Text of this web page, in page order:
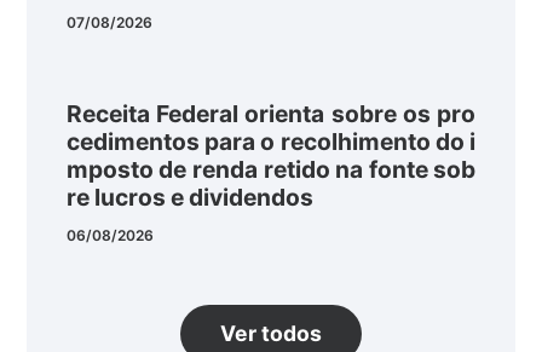
07/08/2026
Receita Federal orienta sobre os pro
cedimentos para o recolhimento do i
mposto de renda retido na fonte sob
re lucros e dividendos
06/08/2026
Ver todos